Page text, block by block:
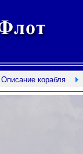
Описание корабля